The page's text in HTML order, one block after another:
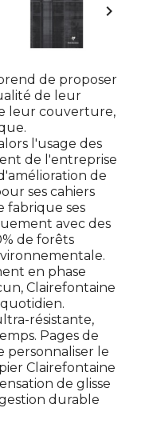

de proposer
de leur
leur couverture,
l'usage des
de l'entreprise
de
ses cahiers
fabrique ses
avec des
de forêts
en phase
Clairefontaine
résistante,
Pages de
personnaliser le
Clairefontaine
de glisse
durable